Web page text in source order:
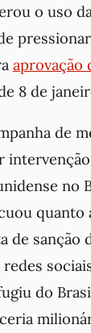
o uso
aprovação
8 de
de
no
quanto
de sanção
do